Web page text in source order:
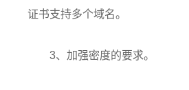
证书支持多个域名。
3、加强密度的要求。